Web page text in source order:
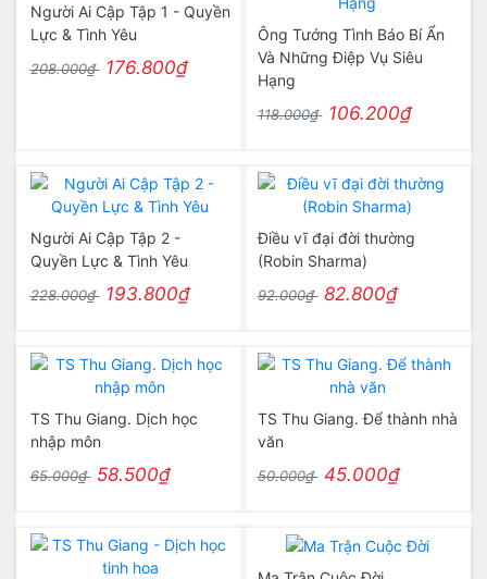
Người Ai Cập Tập 1 - Quyền
Lực & Tình Yêu
208.000₫ 176.800₫
Ông Tướng Tình Báo Bí Ẩn
Và Những Điệp Vụ Siêu
Hạng
118.000₫ 106.200₫
Người Ai Cập Tập 2 -
Quyền Lực & Tình Yêu
228.000₫ 193.800₫
Điều vĩ đại đời thường
(Robin Sharma)
92.000₫ 82.800₫
TS Thu Giang. Dịch học
nhập môn
65.000₫ 58.500₫
TS Thu Giang. Để thành nhà
văn
50.000₫ 45.000₫